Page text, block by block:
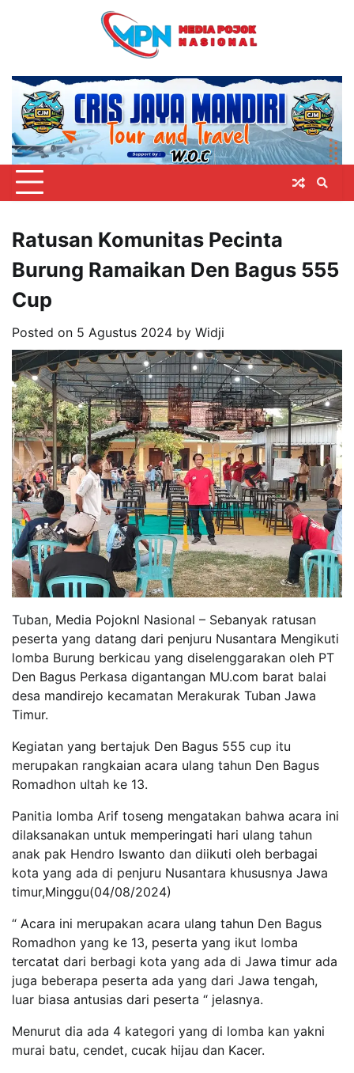
Ratusan Komunitas Pecinta
Burung Ramaikan Den Bagus 555
Cup
Posted on 5 Agustus 2024 by Widji
Tuban, Media Pojoknl Nasional – Sebanyak ratusan
peserta yang datang dari penjuru Nusantara Mengikuti
lomba Burung berkicau yang diselenggarakan oleh PT
Den Bagus Perkasa digantangan MU.com barat balai
desa mandirejo kecamatan Merakurak Tuban Jawa
Timur.
Kegiatan yang bertajuk Den Bagus 555 cup itu
merupakan rangkaian acara ulang tahun Den Bagus
Romadhon ultah ke 13.
Panitia lomba Arif toseng mengatakan bahwa acara ini
dilaksanakan untuk memperingati hari ulang tahun
anak pak Hendro Iswanto dan diikuti oleh berbagai
kota yang ada di penjuru Nusantara khususnya Jawa
timur,Minggu(04/08/2024)
“ Acara ini merupakan acara ulang tahun Den Bagus
Romadhon yang ke 13, peserta yang ikut lomba
tercatat dari berbagi kota yang ada di Jawa timur ada
juga beberapa peserta ada yang dari Jawa tengah,
luar biasa antusias dari peserta “ jelasnya.
Menurut dia ada 4 kategori yang di lomba kan yakni
murai batu, cendet, cucak hijau dan Kacer.